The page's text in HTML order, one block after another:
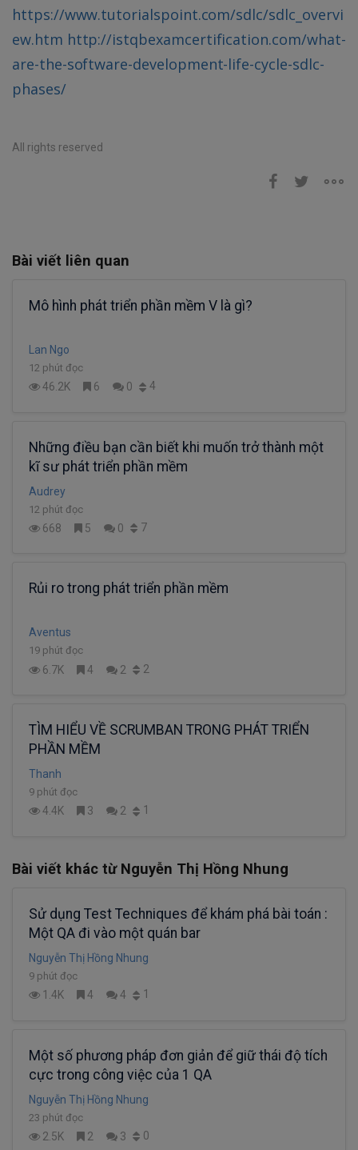
https://www.tutorialspoint.com/sdlc/sdlc_overvi
ew.htm http://istqbexamcertification.com/what-
are-the-software-development-life-cycle-sdlc-
phases/
All rights reserved
Bài viết liên quan
Mô hình phát triển phần mềm V là gì?
Lan Ngo
12 phút đọc
46.2K 6 0 4
Những điều bạn cần biết khi muốn trở thành một
kĩ sư phát triển phần mềm
Audrey
12 phút đọc
668 5 0 7
Rủi ro trong phát triển phần mềm
Aventus
19 phút đọc
6.7K 4 2 2
TÌM HIỂU VỀ SCRUMBAN TRONG PHÁT TRIỂN
PHẦN MỀM
Thanh
9 phút đọc
4.4K 3 2 1
Bài viết khác từ Nguyễn Thị Hồng Nhung
Sử dụng Test Techniques để khám phá bài toán :
Một QA đi vào một quán bar
Nguyễn Thị Hồng Nhung
9 phút đọc
1.4K 4 4 1
Một số phương pháp đơn giản để giữ thái độ tích
cực trong công việc của 1 QA
Nguyễn Thị Hồng Nhung
23 phút đọc
2.5K 2 3 0